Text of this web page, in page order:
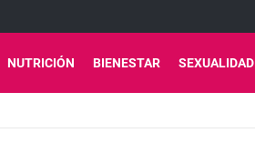
NUTRICIÓN BIENESTAR SEXUALIDAD